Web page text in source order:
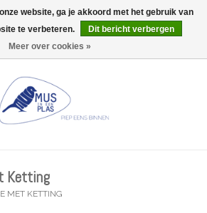
0 Artikelen - €0,00
Ketting
MET KETTING
website, ga je akkoord met het gebruik van
te verbeteren.
Dit bericht verbergen
Meer over cookies »
gesloten op Do 06/08 en Do 13/08